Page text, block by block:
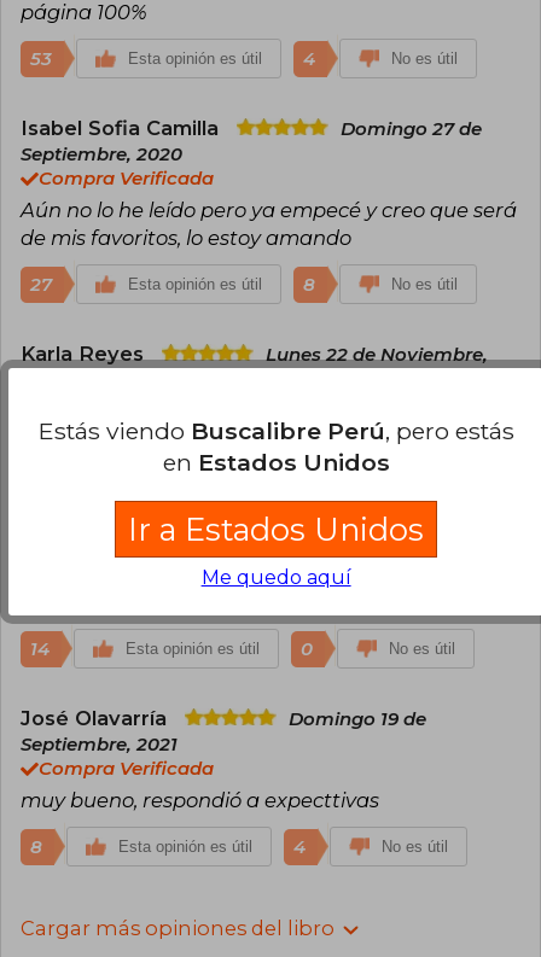
página 100%
53 Esta opinión es útil 4 No es útil
Isabel Sofia Camilla
Domingo 27 de
Septiembre, 2020
Compra Verificada
Aún no lo he leído pero ya empecé y creo que será
de mis favoritos, lo estoy amando
27 Esta opinión es útil 8 No es útil
Karla Reyes
Lunes 22 de Noviembre,
Un diseño precioso, realmente muy bonito.
Excelente calidad en la portada y en el contenido
trabajo. Viene con un mapa en la cuarta o quinta
hoja y, en general, el libro presenta detalles y
dibujitos hermosos. Llegó en perfecta calidad. Y
14 Esta opinión es útil 0 No es útil
José Olavarría
Domingo 19 de
Septiembre, 2021
Compra Verificada
muy bueno, respondió a expecttivas
8 Esta opinión es útil 4 No es útil
Cargar más opiniones del libro
Estás viendo Buscalibre Perú, pero estás
en Estados Unidos
Ir a Estados Unidos
Me quedo aquí